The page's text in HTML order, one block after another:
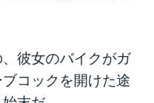
彼女のバイクがガ
コックを開けた途